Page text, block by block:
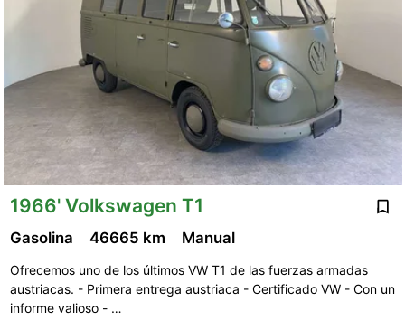
1966' Volkswagen T1
Gasolina 46665 km Manual
Ofrecemos uno de los últimos VW T1 de las fuerzas armadas
austriacas. - Primera entrega austriaca - Certificado VW - Con un
informe valioso - …